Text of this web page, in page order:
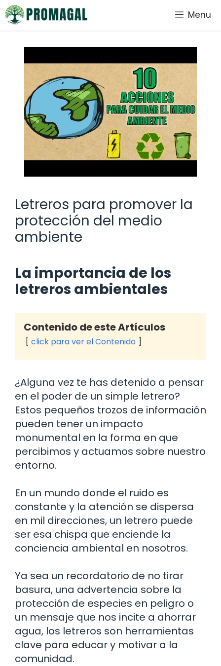
Saltar
al
Menu
Letreros para promover la
protección del medio
ambiente
La importancia de los
letreros ambientales
Contenido de este Artículos
click para ver el Contenido
¿Alguna vez te has detenido a pensar
en el poder de un simple letrero?
Estos pequeños trozos de información
pueden tener un impacto
monumental en la forma en que
percibimos y actuamos sobre nuestro
entorno.
En un mundo donde el ruido es
constante y la atención se dispersa
en mil direcciones, un letrero puede
ser esa chispa que enciende la
conciencia ambiental en nosotros.
Ya sea un recordatorio de no tirar
basura, una advertencia sobre la
protección de especies en peligro o
un mensaje que nos incite a ahorrar
agua, los letreros son herramientas
clave para educar y motivar a la
comunidad.